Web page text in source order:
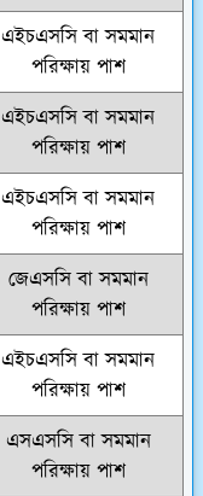
এইচএসসি বা সমমান
পরিক্ষায় পাশ
এইচএসসি বা সমমান
পরিক্ষায় পাশ
এইচএসসি বা সমমান
পরিক্ষায় পাশ
জেএসসি বা সমমান
পরিক্ষায় পাশ
এইচএসসি বা সমমান
পরিক্ষায় পাশ
এসএসসি বা সমমান
পরিক্ষায় পাশ